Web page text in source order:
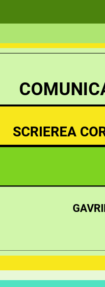
SCRIEREA